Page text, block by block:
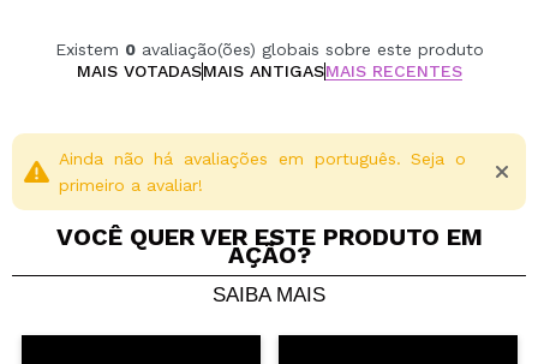
Existem 0avaliação(ões) globais sobre este produto
MAIS VOTADASMAIS ANTIGASMAIS RECENTES
Ainda não há avaliações em português. Seja o
primeiro a avaliar!
VOCÊ QUER VER ESTE PRODUTO EM
AÇÃO?
SAIBA MAIS